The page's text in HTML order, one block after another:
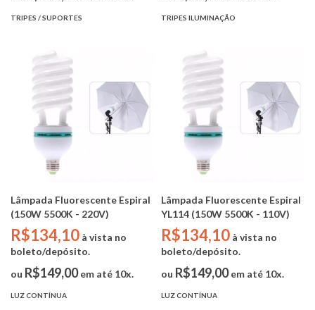
TRIPES / SUPORTES TRIPES ILUMINAÇÃO
Lâmpada Fluorescente Espiral
(150W 5500K - 220V)
R$134,10 à vista no
boleto/depósito.
ou R$149,00em até 10x.
LUZ CONTÍNUA
Lâmpada Fluorescente Espiral
YL114 (150W 5500K - 110V)
R$134,10 à vista no
boleto/depósito.
ou R$149,00em até 10x.
LUZ CONTÍNUA